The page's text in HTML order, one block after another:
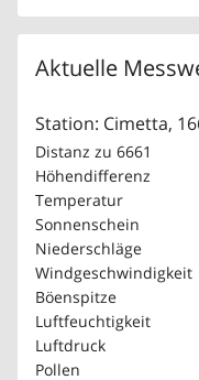
Aktuelle
Station: Cimetta,
Distanz zu 6661
Höhendifferenz
Temperatur
Sonnenschein
Niederschläge
Windgeschwindigkeit
Böenspitze
Luftfeuchtigkeit
Luftdruck
Pollen